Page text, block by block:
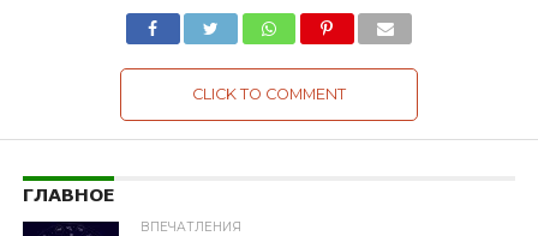
CLICK TO COMMENT
ГЛАВНОЕ
ВПЕЧАТЛЕНИЯ